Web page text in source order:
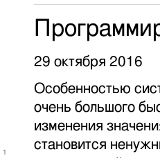
29 октября 2016
Особенностью
очень большого
изменения
становится
1